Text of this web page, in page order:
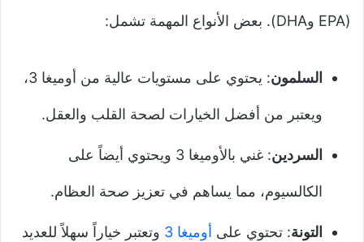
(EPA وDHA). بعض الأنواع المهمة تشمل:
السلمون : يحتوي على مستويات عالية من أوميغا 3،
ويعتبر من أفضل الخيارات لصحة القلب والعقل.
السردين : غني بالأوميغا 3 ويحتوي أيضاً على
الكالسيوم، مما يساهم في تعزيز صحة العظام.
التونة: تحتوي على أوميغا 3 وتعتبر خياراً سهلاً للعديد